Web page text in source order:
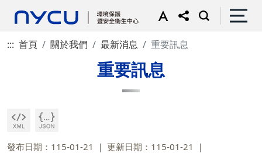
::: 首頁 關於我們 最新消息 重要訊息
重要訊息
發布日期：115-01-21
更新日期：115-01-21